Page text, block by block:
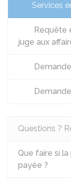
Services
Requête
juge aux
Questions ?
Que faire si
payée ?